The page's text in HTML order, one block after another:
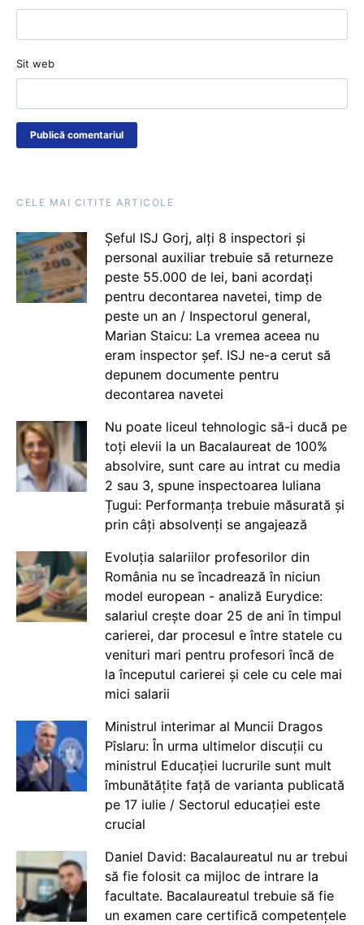
Sit web
CELE MAI CITITE ARTICOLE
Șeful ISJ Gorj, alți 8 inspectori și
personal auxiliar trebuie să returneze
peste 55.000 de lei, bani acordați
pentru decontarea navetei, timp de
peste un an / Inspectorul general,
Marian Staicu: La vremea aceea nu
eram inspector șef. ISJ ne-a cerut să
depunem documente pentru
decontarea navetei
Nu poate liceul tehnologic să-i ducă pe
toți elevii la un Bacalaureat de 100%
absolvire, sunt care au intrat cu media
2 sau 3, spune inspectoarea Iuliana
Țugui: Performanța trebuie măsurată și
prin câți absolvenți se angajează
Evoluția salariilor profesorilor din
România nu se încadrează în niciun
model european - analiză Eurydice:
salariul crește doar 25 de ani în timpul
carierei, dar procesul e între statele cu
venituri mari pentru profesori încă de
la începutul carierei și cele cu cele mai
mici salarii
Ministrul interimar al Muncii Dragos
Pîslaru: În urma ultimelor discuții cu
ministrul Educației lucrurile sunt mult
îmbunătățite față de varianta publicată
pe 17 iulie / Sectorul educației este
crucial
Daniel David: Bacalaureatul nu ar trebui
să fie folosit ca mijloc de intrare la
facultate. Bacalaureatul trebuie să fie
un examen care certifică competențele